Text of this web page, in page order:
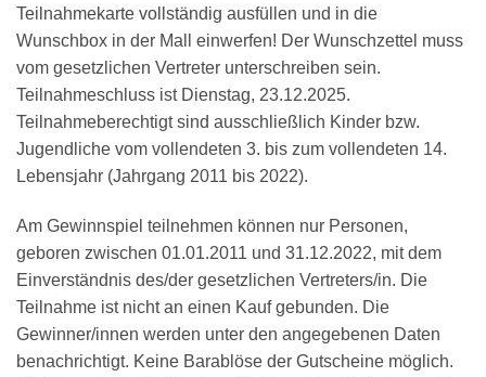
Teilnahmekarte vollständig ausfüllen und in die
Wunschbox in der Mall einwerfen! Der Wunschzettel muss
vom gesetzlichen Vertreter unterschreiben sein.
Teilnahmeschluss ist Dienstag, 23.12.2025.
Teilnahmeberechtigt sind ausschließlich Kinder bzw.
Jugendliche vom vollendeten 3. bis zum vollendeten 14.
Lebensjahr (Jahrgang 2011 bis 2022).
Am Gewinnspiel teilnehmen können nur Personen,
geboren zwischen 01.01.2011 und 31.12.2022, mit dem
Einverständnis des/der gesetzlichen Vertreters/in. Die
Teilnahme ist nicht an einen Kauf gebunden. Die
Gewinner/innen werden unter den angegebenen Daten
benachrichtigt. Keine Barablöse der Gutscheine möglich.